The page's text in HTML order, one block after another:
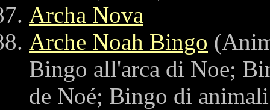
Archa Nova
Arche Noah Bingo
Bingo all'arca di Noe;
de Noé; Bingo di